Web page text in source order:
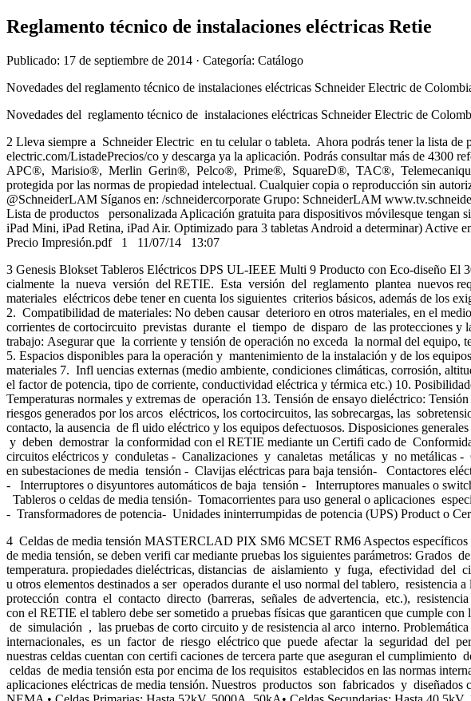
Reglamento técnico de instalaciones eléctricas Retie
Publicado: 17 de septiembre de 2014 · Categoría: Catálogo
Novedades del reglamento técnico de instalaciones eléctricas Schneider Electric de
Novedades del reglamento técnico de instalaciones eléctricas Schneider Electric de
2 Lleva siempre a Schneider Electric en tu celular o tableta. Ahora podrás tener la lista
electric.com/ListadePrecios/co y descarga ya la aplicación. Podrás consultar más de 4300
APC®, Marisio®, Merlin Gerin®, Pelco®, Prime®, SquareD®, TAC®,
protegida por las normas de propiedad intelectual. Cualquier copia o reproducción sin
@SchneiderLAM Síganos en: /schneidercorporate Grupo: SchneiderLAM
Lista de productos personalizada Aplicación gratuita para dispositivos móvilesque
iPad Mini, iPad Retina, iPad Air. Optimizado para 3 tabletas Android a determinar) Active
Precio Impresión.pdf 1 11/07/14 13:07
3 Genesis Blokset Tableros Eléctricos DPS UL-IEEE Multi 9 Producto con Eco-diseño
cialmente la nueva versión del RETIE. Esta versión del reglamento plantea nuevos
materiales eléctricos debe tener en cuenta los siguientes criterios básicos, además de
2. Compatibilidad de materiales: No deben causar deterioro en otros materiales, en el
corrientes de cortocircuito previstas durante el tiempo de disparo de las protecciones y
trabajo: Asegurar que la corriente y tensión de operación no exceda la normal del equipo,
5. Espacios disponibles para la operación y mantenimiento de la instalación y de los
materiales 7. Infl uencias externas (medio ambiente, condiciones climáticas, corrosión,
el factor de potencia, tipo de corriente, conductividad eléctrica y térmica etc.) 10.
Temperaturas normales y extremas de operación 13. Tensión de ensayo dieléctrico:
riesgos generados por los arcos eléctricos, los cortocircuitos, las sobrecargas, las
contacto, la ausencia de fl uido eléctrico y los equipos defectuosos. Disposiciones
y deben demostrar la conformidad con el RETIE mediante un Certifi cado de
circuitos eléctricos y conduletas - Canalizaciones y canaletas metálicas y no metálicas
en subestaciones de media tensión - Clavijas eléctricas para baja tensión- Contactores
- Interruptores o disyuntores automáticos de baja tensión - Interruptores manuales o
Tableros o celdas de media tensión- Tomacorrientes para uso general o aplicaciones
- Transformadores de potencia- Unidades ininterrumpidas de potencia (UPS) Product o
4 Celdas de media tensión MASTERCLAD PIX SM6 MCSET RM6 Aspectos específicos
de media tensión, se deben verifi car mediante pruebas los siguientes parámetros:
temperatura. propiedades dieléctricas, distancias de aislamiento y fuga, efectividad del
u otros elementos destinados a ser operados durante el uso normal del tablero,
protección contra el contacto directo (barreras, señales de advertencia, etc.),
con el RETIE el tablero debe ser sometido a pruebas físicas que garanticen que
de simulación , las pruebas de corto circuito y de resistencia al arco interno.
internacionales, es un factor de riesgo eléctrico que puede afectar la seguridad del
nuestras celdas cuentan con certifi caciones de tercera parte que aseguran el
celdas de media tensión esta por encima de los requisitos establecidos en las normas
aplicaciones eléctricas de media tensión. Nuestros productos son fabricados y